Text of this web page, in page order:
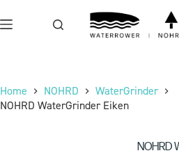
Home NOHRD
WaterGrinder
NOHRD WaterGrinder Eiken
NOHRD